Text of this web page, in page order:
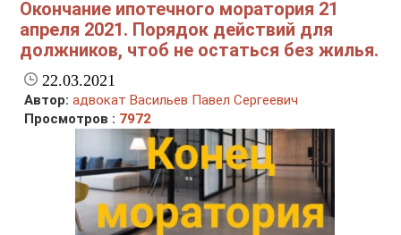
Окончание ипотечного моратория 21
апреля 2021. Порядок действий для
должников, чтоб не остаться без жилья.
22.03.2021
Автор: адвокат Васильев Павел Сергеевич
Просмотров : 7972